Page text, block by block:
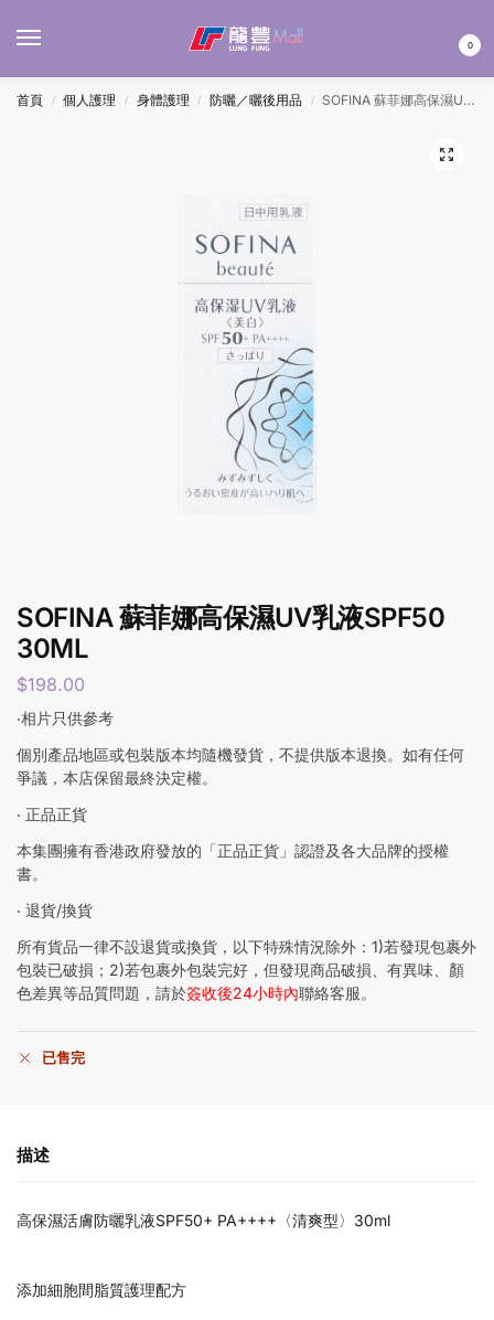
0
首頁 / 個人護理 / 身體護理 / 防曬／曬後用品 / SOFINA 蘇菲娜高保濕UV乳液SPF50 30ML
SOFINA 蘇菲娜高保濕UV乳液SPF50
30ML
$198.00
‧相片只供參考
個別產品地區或包裝版本均隨機發貨，不提供版本退換。如有任何
爭議，本店保留最終決定權。
‧ 正品正貨
本集團擁有香港政府發放的「正品正貨」認證及各大品牌的授權
書。
‧ 退貨/換貨
所有貨品一律不設退貨或換貨，以下特殊情況除外：1)若發現包裹外
包裝已破損；2)若包裹外包裝完好，但發現商品破損、有異味、顏
色差異等品質問題，請於簽收後24小時內聯絡客服。
已售完
描述
高保濕活膚防曬乳液SPF50+ PA++++〈清爽型〉30ml
添加細胞間脂質護理配方